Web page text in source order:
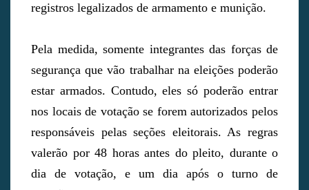
registros legalizados de armamento e munição.
Pela medida, somente integrantes das forças de
segurança que vão trabalhar na eleições poderão
estar armados. Contudo, eles só poderão entrar
nos locais de votação se forem autorizados pelos
responsáveis pelas seções eleitorais. As regras
valerão por 48 horas antes do pleito, durante o
dia de votação, e um dia após o turno de